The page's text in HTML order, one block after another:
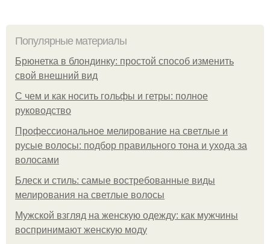
Популярные материалы
Брюнетка в блондинку: простой способ изменить
свой внешний вид
С чем и как носить гольфы и гетры: полное
руководство
Профессиональное мелирование на светлые и
русые волосы: подбор правильного тона и ухода за
волосами
Блеск и стиль: самые востребованные виды
мелирования на светлые волосы
Мужской взгляд на женскую одежду: как мужчины
воспринимают женскую моду